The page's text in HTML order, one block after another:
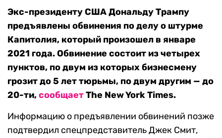
Экс-президенту США Дональду Трампу
предъявлены обвинения по делу о штурме
Капитолия, который произошел в январе
2021 года. Обвинение состоит из четырех
пунктов, по двум из которых бизнесмену
грозит до 5 лет тюрьмы, по двум другим — до
20-ти,сообщаетThe New York Times.
Информацию о предъявлении обвинений позже
подтвердил спецпредставитель Джек Смит,